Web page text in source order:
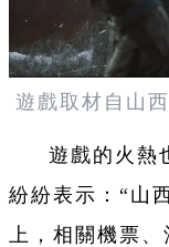
遊 戲取材自山
遊 戲的火熱
紛紛表示：“山
上，相關機票